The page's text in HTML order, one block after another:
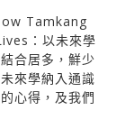
Tamkang
：以未來學
合居多，鮮少
來學納入通識
心得，及我們